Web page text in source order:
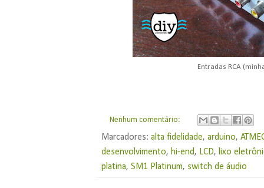
Entradas RCA
Nenhum comentário:
Marcadores:alta fidelidade,arduino,
desenvolvimento, hi-end, LCD, lixo
platina,SM1 Platinum, switch de áudio